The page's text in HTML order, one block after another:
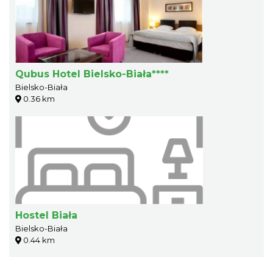
Qubus Hotel Bielsko-Biała****
Bielsko-Biała
0.36 km
Hostel Biała
Bielsko-Biała
0.44 km